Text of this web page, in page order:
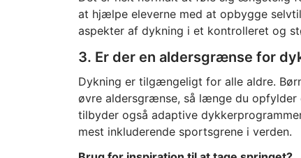
at hjælpe eleverne med at opbygge
aspekter af dykning i et kontrolleret og
3. Er der en aldersgrænse for
Dykning er tilgængeligt for alle aldre.
øvre aldersgrænse, så længe du opfylder
tilbyder også adaptive
mest inkluderende sportsgrene i verden.